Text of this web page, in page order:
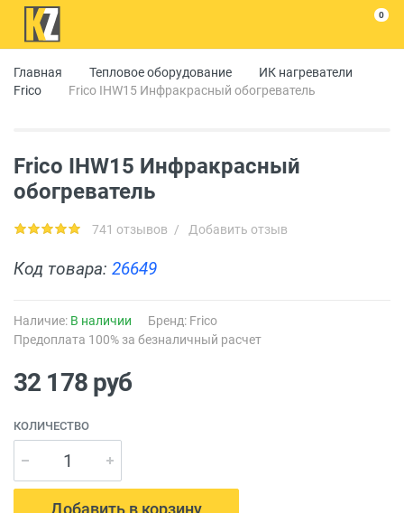
0
Главная Тепловое оборудование
ИК нагреватели
Frico
Frico IHW15 Инфракрасный обогреватель
Frico IHW15 Инфракрасный
обогреватель
741 отзывов / Добавить отзыв
Код товара: 26649
Наличие: В наличии Бренд: Frico
Предоплата 100% за безналичный расчет
32 178руб
КОЛИЧЕСТВО
Добавить в корзину